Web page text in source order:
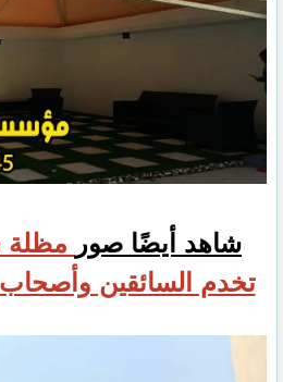
شاهد أيضًا صور مظلة
تخدم السائقين